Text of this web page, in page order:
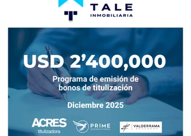
atractiva para empresas que operan en el
sector inmobiliario. Esta modalidad permite
a las desarrolladoras inmobiliarias
monetizar flujos futuros de efectivo a través
de la emisión de valores negociables en el